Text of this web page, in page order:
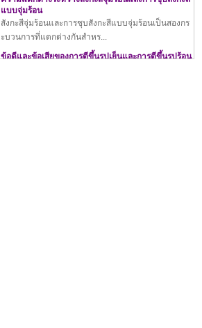
สังกะสีจุ่มร้อนและการชุบสังกะสีแบบจุ่มร้อนเป็นสองกร
ะบวนการที่แตกต่างกันสำหร...
ข้อดีและข้อเสียของการตีขึ้นรูปเย็นและการตีขึ้นรูปร้อน
การตีขึ้นรูปเย็นคืออะไร – กระบวนการตีขึ้นรูปเย็น วัสดุ